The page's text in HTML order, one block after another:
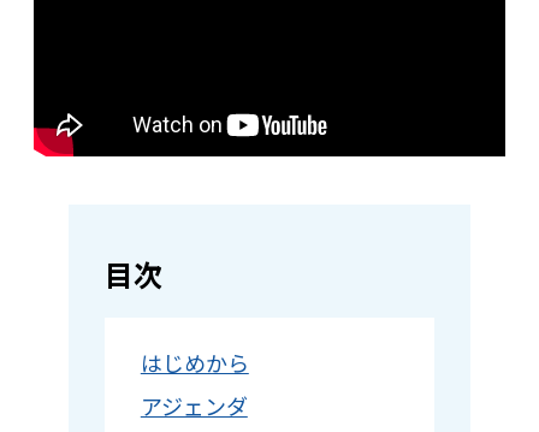
目次
はじめから
アジェンダ